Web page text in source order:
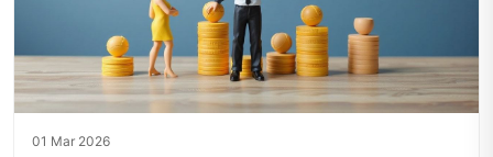
01 Mar 2026